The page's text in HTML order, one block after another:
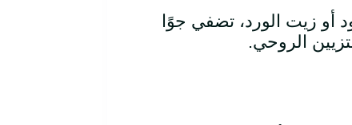
أو زيت الورد، تضفي جوًا
الروحي.